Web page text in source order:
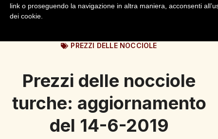
PREZZI DELLE NOCCIOLE
Prezzi delle nocciole
turche: aggiornamento
del 14-6-2019
link o proseguendo la navigazione in altra maniera, acconsenti
dei cookie.